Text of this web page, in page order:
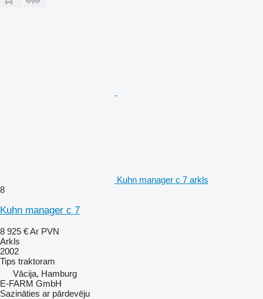
Kuhn manager c 7 arkls
8
Kuhn manager c 7
8 925 €Ar PVN
Arkls
2002
Tips traktoram
Vācija, Hamburg
E-FARM GmbH
Sazināties ar pārdevēju